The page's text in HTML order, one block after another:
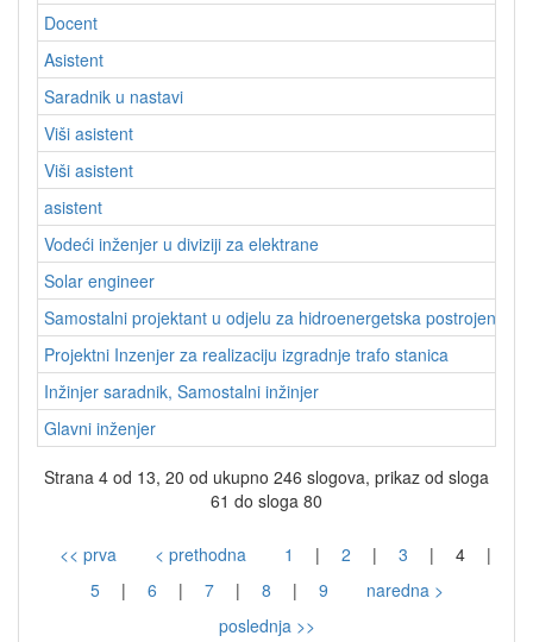
Docent
Asistent
Saradnik u nastavi
Viši asistent
Viši asistent
asistent
Vodeći inženjer u diviziji za elektrane
Solar engineer
Samostalni projektant u odjelu za hidroenergetska postrojenja
Projektni Inzenjer za realizaciju izgradnje trafo stanica
Inžinjer saradnik, Samostalni inžinjer
Glavni inženjer
Strana 4 od 13, 20 od ukupno 246 slogova, prikaz od sloga
61 do sloga 80
<< prva < prethodna 1 | 2 | 3 | 4
|
5
| 6 | 7 | 8 | 9
naredna >
poslednja >>